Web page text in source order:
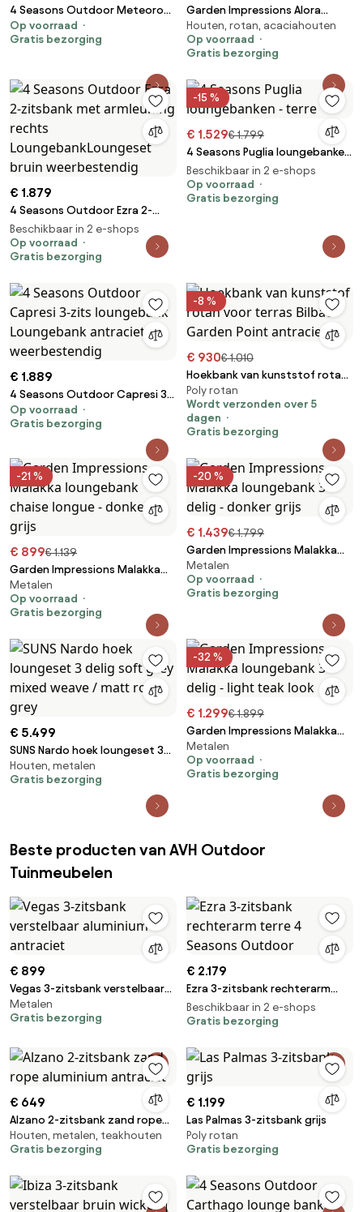
4 Seasons Outdoor Meteoro
2-zitter Rechts antraciet
weerbestendig
Op voorraad
Gratis bezorging
Garden Impressions Alora
lounge dining set 2-delig
rechts - grey sand
Houten, rotan, acaciahouten
Op voorraad
Gratis bezorging
€ 1.879
4 Seasons Outdoor Ezra 2-
zitsbank met armleuning
rechts LoungebankLoungeset
bruin weerbestendig
Beschikbaar in 2 e-shops
Op voorraad
Gratis bezorging
-15 %
€ 1.529€ 1.799
4 Seasons Puglia loungebanken
- terre
Beschikbaar in 2 e-shops
Op voorraad
Gratis bezorging
€ 1.889
4 Seasons Outdoor Capresi 3-
zits loungebank Loungebank
antraciet weerbestendig
Op voorraad
Gratis bezorging
-8 %
€ 930€ 1.010
Hoekbank van kunststof rotan
voor terras Bilbao Garden Point
antraciete
Poly rotan
Wordt verzonden over 5
dagen
Gratis bezorging
-21 %
€ 899€ 1.139
Garden Impressions Malakka
loungebank chaise longue -
donker grijs
Metalen
Op voorraad
Gratis bezorging
-20 %
€ 1.439€ 1.799
Garden Impressions Malakka
loungebank 3-delig - donker
grijs
Metalen
Op voorraad
Gratis bezorging
€ 5.499
SUNS Nardo hoek loungeset 3
delig soft grey mixed weave /
matt royal grey
Houten, metalen
Gratis bezorging
-32 %
€ 1.299€ 1.899
Garden Impressions Malakka
loungebank 3-delig - light teak
look
Metalen
Op voorraad
Gratis bezorging
Beste producten van AVH Outdoor
Tuinmeubelen
€ 899
Vegas 3-zitsbank verstelbaar
aluminium antraciet
Metalen
Gratis bezorging
€ 2.179
Ezra 3-zitsbank rechterarm
terre 4 Seasons Outdoor
Beschikbaar in 2 e-shops
Gratis bezorging
€ 649
Alzano 2-zitsbank zand rope
aluminium antraciet
Houten, metalen, teakhouten
Gratis bezorging
€ 1.199
Las Palmas 3-zitsbank grijs
Poly rotan
Gratis bezorging